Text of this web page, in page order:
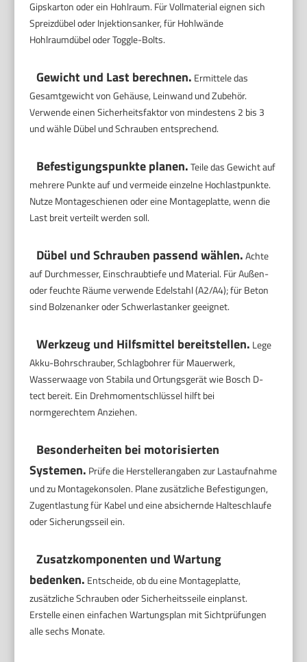
Gipskarton oder ein Hohlraum. Für Vollmaterial eignen sich
Spreizdübel oder Injektionsanker, für Hohlwände
Hohlraumdübel oder Toggle-Bolts.
Gewicht und Last berechnen. Ermittele das
Gesamtgewicht von Gehäuse, Leinwand und Zubehör.
Verwende einen Sicherheitsfaktor von mindestens 2 bis 3
und wähle Dübel und Schrauben entsprechend.
Befestigungspunkte planen.Teile das Gewicht auf
mehrere Punkte auf und vermeide einzelne Hochlastpunkte.
Nutze Montageschienen oder eine Montageplatte, wenn die
Last breit verteilt werden soll.
Dübel und Schrauben passend wählen.Achte
auf Durchmesser, Einschraubtiefe und Material. Für Außen-
oder feuchte Räume verwende Edelstahl (A2/A4); für Beton
sind Bolzenanker oder Schwerlastanker geeignet.
Werkzeug und Hilfsmittel bereitstellen. Lege
Akku-Bohrschrauber, Schlagbohrer für Mauerwerk,
Wasserwaage von Stabila und Ortungsgerät wie Bosch D-
tect bereit. Ein Drehmomentschlüssel hilft bei
normgerechtem Anziehen.
Besonderheiten bei motorisierten
Systemen. Prüfe die Herstellerangaben zur Lastaufnahme
und zu Montagekonsolen. Plane zusätzliche Befestigungen,
Zugentlastung für Kabel und eine absichernde Halteschlaufe
oder Sicherungsseil ein.
Zusatzkomponenten und Wartung
bedenken. Entscheide, ob du eine Montageplatte,
zusätzliche Schrauben oder Sicherheitsseile einplanst.
Erstelle einen einfachen Wartungsplan mit Sichtprüfungen
alle sechs Monate.